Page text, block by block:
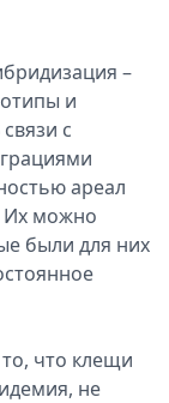
–
и
с
ареал
Их можно
были для них
что клещи
не